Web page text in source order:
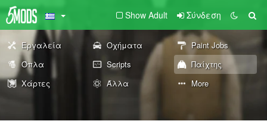
Show Adult Σύνδεση
Εργαλεία Οχήματα
Paint Jobs
Όπλα
Scripts
Παίχτης
Χάρτες
Άλλα More